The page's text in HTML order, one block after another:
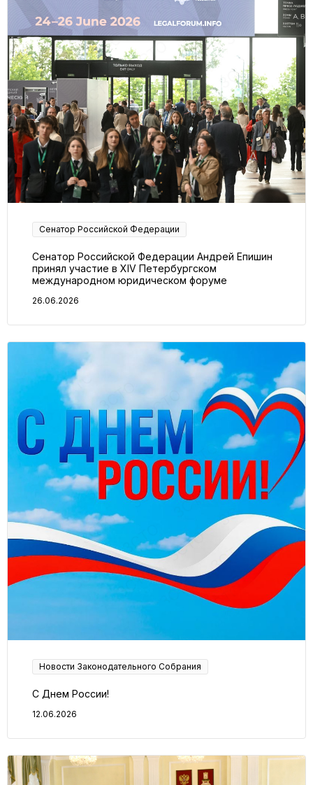
Сенатор Российской Федерации
Сенатор Российской Федерации Андрей Епишин
принял участие в XIV Петербургском
международном юридическом форуме
26.06.2026
Новости Законодательного Собрания
С Днем России!
12.06.2026